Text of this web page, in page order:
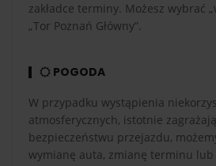
zakładce terminy. Możesz wybrać
„Tor Poznań Główny”.
POGODA
W przypadku wystąpienia
atmosferycznych, istotnie
bezpieczeństwu przejazdu,
wymianę auta, zmianę terminu